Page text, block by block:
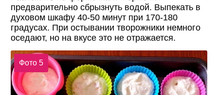
предварительно сбрызнуть водой. Выпекать в
духовом шкафу 40-50 минут при 170-180
градусах. При остывании творожники немного
оседают, но на вкусе это не отражается.
Фото 5